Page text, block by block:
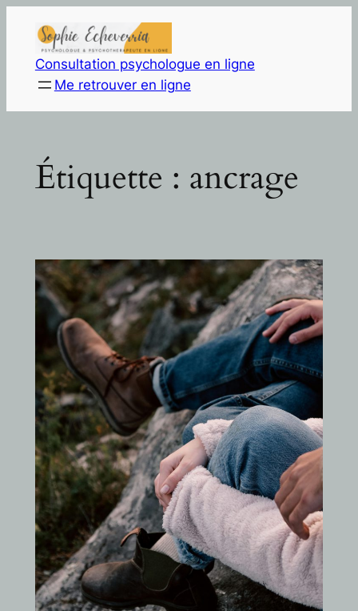
contenuConsultation psychologue en ligne
Me retrouver en ligne
Étiquette : ancrage